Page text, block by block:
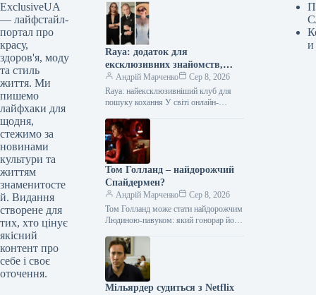
ExclusiveUA
— лайфстайл-
портал про
красу,
здоров'я, моду
та стиль
життя. Ми
пишемо
лайфхаки для
щодня,
стежимо за
новинами
культури та
життям
знаменитосте
й. Видання
створене для
тих, хто цінує
якісний
контент про
себе і своє
оточення.
Raya: додаток для
ексклюзивних знайомств,
яким користуються зірки
Голлівуду
Андрій Марченко
Сер 8, 2026
Raya: найексклюзивніший клуб для
пошуку кохання У світі онлайн-
називають найексклюзивнішим
клубом для пошуку кохання. Мова…
Том Голланд – найдорожчий
Спайдермен?
Андрій Марченко
Сер 8, 2026
Том Голланд може стати найдорожчим
Людиною-павуком: який гонорар йому
Голланд, за попередніми оцінками,
може заробити від…
Мільярдер судиться з Netflix
и